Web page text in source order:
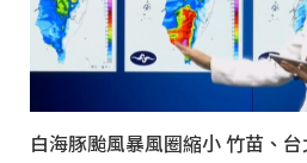
白海豚颱風暴風圈縮小 竹苗、